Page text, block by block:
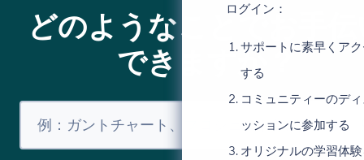
ログイン：
サポートに素早くア
する
コミュニティーのデ
ッションに参加する
オリジナルの学習体
どのようなことでお手
できますか？